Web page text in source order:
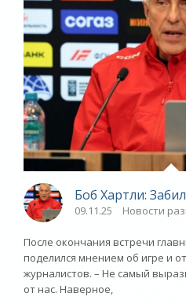
Боб Хартли:
09.11.25 Новости
После окончания встречи
поделился мнением об игре и
журналистов. – Не самый
от нас. Наверное,